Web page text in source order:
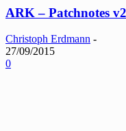
ARK – Patchnotes
Christoph Erdmann -
27/09/2015
0